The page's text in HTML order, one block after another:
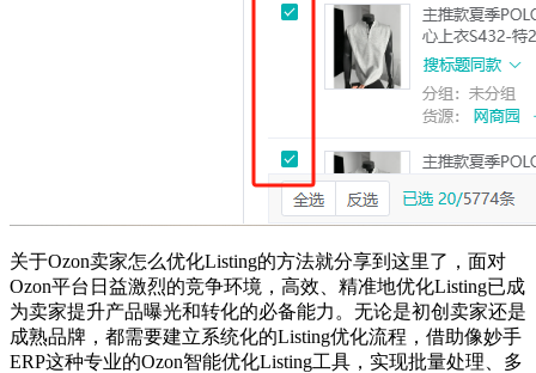
关于Ozon卖家怎么优化Listing的方法就分享到这里了， 面对
Ozon平台日益激烈的竞争环境，高效、精准地优化Listing已成
为卖家提升产品曝光和转化的必备能力。无论是初创卖家还是
成熟品牌，都需要建立系统化的Listing优化流程，借助像妙手
ERP这种专业的Ozon智能优化Listing工具，实现批量处理、多